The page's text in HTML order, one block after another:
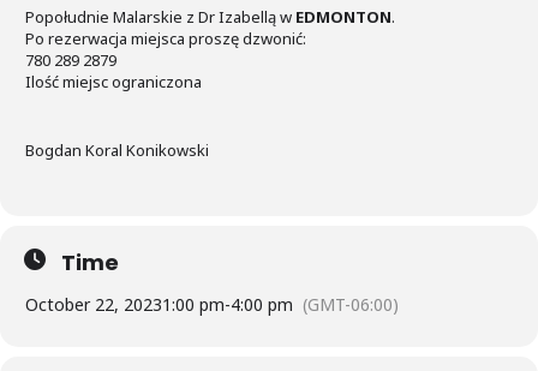
Popołudnie Malarskie z Dr Izabellą w EDMONTON.
Po rezerwacja miejsca proszę dzwonić:
780 289 2879
Ilość miejsc ograniczona
Bogdan Koral Konikowski
Time
October 22, 20231:00 pm-4:00 pm (GMT-06:00)